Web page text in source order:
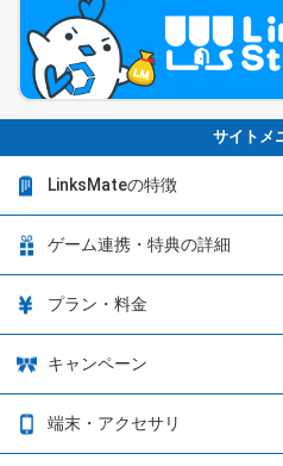
サイトメ
LinksMateの特徴
LinksMateの特徴
音声通話料金がもっとオトクに
データ通信容量繰り越し
ゲーム連携・特典の詳細
ゲーム連携・特典の詳細
ブレイブソード×ブレイズソウ
プラン・料金
プラン・料金
3種類のSIMタイプ
キャンペーン
お得なキャンペーン実施中！
端末・アクセサリ